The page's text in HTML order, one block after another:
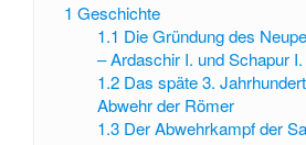
1 Geschichte
1.1 Die Gründung des
– Ardaschir I. und Schapur I.
1.2 Das späte 3.
Abwehr der Römer
1.3 Der Abwehrkampf der